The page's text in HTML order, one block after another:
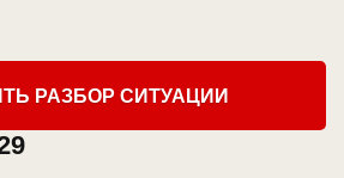
РАЗБОР СИТУАЦИИ